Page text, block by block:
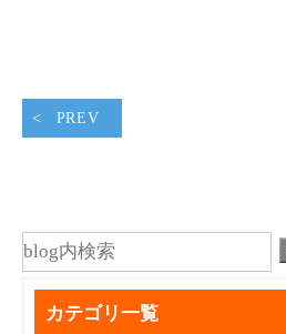
PREV
カテゴリ一覧